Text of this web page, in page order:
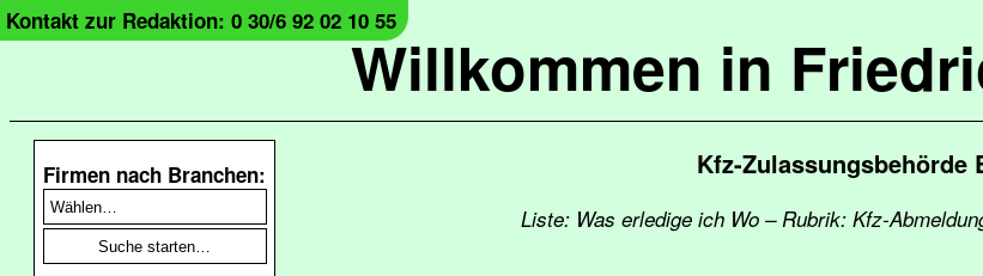
Willkommen in
Kontakt zur Redaktion: 0 30/6 92 02 10 55
Firmen nach Branchen: Kfz-Zulassungsbehörde
Liste: Was erledige ich Wo – Rubrik: Kfz-